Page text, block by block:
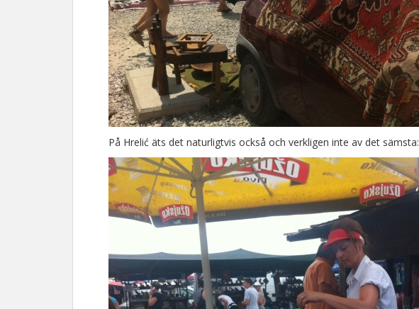
På Hrelić äts det naturligtvis också och verkligen inte av det sämsta: